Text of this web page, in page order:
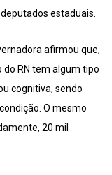
estaduais.
afirmou que,
do RN tem algum tipo
cognitiva, sendo
O mesmo
20 mil